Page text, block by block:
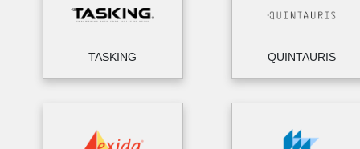
TASKING QUINTAURIS